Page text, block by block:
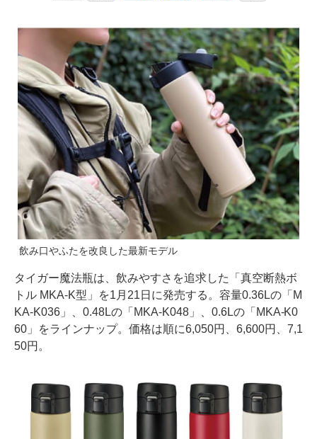
飲み口やふたを改良した最新モデル
タイガー魔法瓶は、飲みやすさを追求した「真空断熱ボ
トル MKA-K型」を1月21日に発売する。容量0.36Lの「M
KA-K036」、0.48Lの「MKA-K048」、0.6Lの「MKA-K0
60」をラインナップ。価格は順に6,050円、6,600円、7,1
50円。